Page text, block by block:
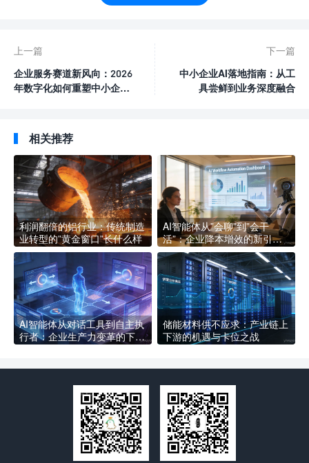
上一篇
企业服务赛道新风向：2026
年数字化如何重塑中小企业
下一篇
中小企业AI落地指南：从工
具尝鲜到业务深度融合
相关推荐
利润翻倍的铝行业：传统制造
业转型的”黄金窗口”长什么样
AI智能体从”会聊”到”会干
活”：企业降本增效的新引擎
长什么样
AI智能体从对话工具到自主执
行者：企业生产力变革的下一
储能材料供不应求：产业链上
下游的机遇与卡位之战